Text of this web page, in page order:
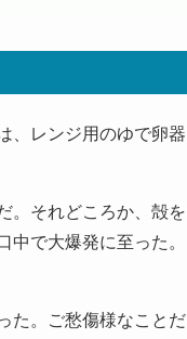
、レンジ用のゆで卵器
。それどころか、殻を
で大爆発に至った。
た。ご愁傷様なことだ